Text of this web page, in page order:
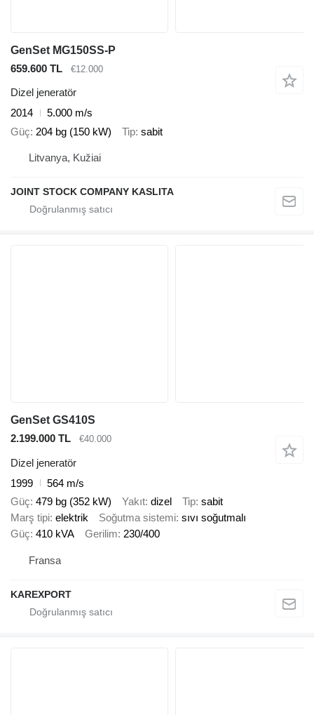
GenSet MG150SS-P
659.600 TL
€12.000
Dizel jeneratör
2014
5.000 m/s
Güç 204 bg (150 kW) Tip sabit
Litvanya, Kužiai
JOINT STOCK COMPANY KASLITA
GenSet GS410S
2.199.000 TL
€40.000
Dizel jeneratör
1999
564 m/s
Güç 479 bg (352 kW) Yakıt dizel Tip sabit
Marş tipi elektrik Soğutma sistemi sıvı soğutmalı
Güç 410 kVA Gerilim 230/400
Fransa
KAREXPORT